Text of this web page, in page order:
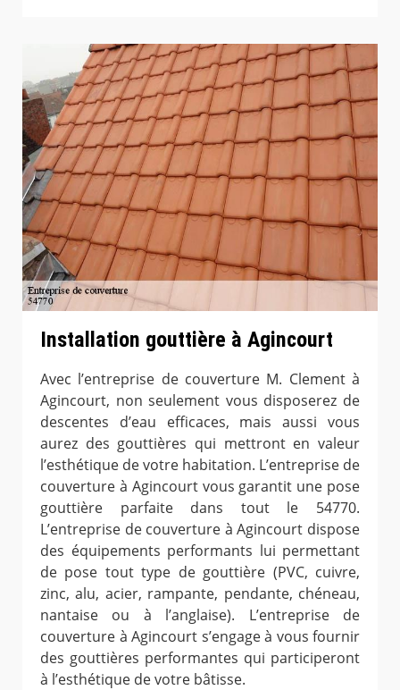
Installation gouttière à Agincourt
Avec l’entreprise de couverture M. Clement à
Agincourt, non seulement vous disposerez de
descentes d’eau efficaces, mais aussi vous
aurez des gouttières qui mettront en valeur
l’esthétique de votre habitation. L’entreprise de
couverture à Agincourt vous garantit une pose
gouttière parfaite dans tout le 54770.
L’entreprise de couverture à Agincourt dispose
des équipements performants lui permettant
de pose tout type de gouttière (PVC, cuivre,
zinc, alu, acier, rampante, pendante, chéneau,
nantaise ou à l’anglaise). L’entreprise de
couverture à Agincourt s’engage à vous fournir
des gouttières performantes qui participeront
à l’esthétique de votre bâtisse.